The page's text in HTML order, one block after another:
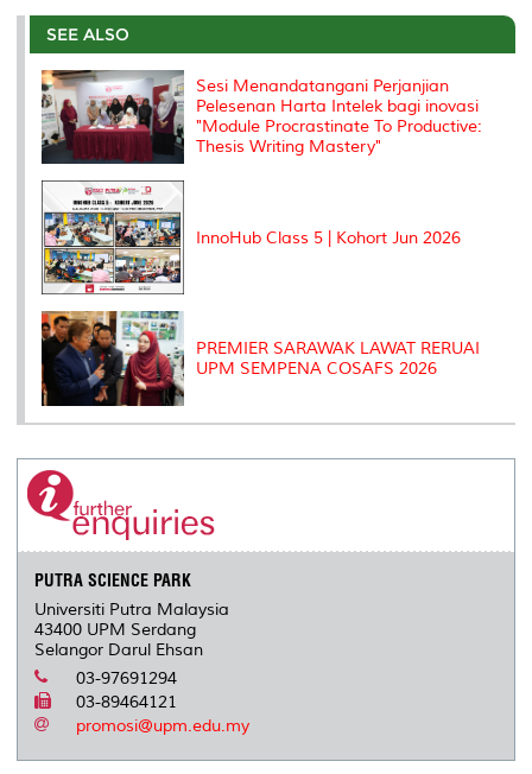
e
b
o
o
k
t
r
e
I
l
L
n
P
e
s
t
SEE ALSO
Sesi Menandatangani Perjanjian
Pelesenan Harta Intelek bagi inovasi
"Module Procrastinate To Productive:
Thesis Writing Mastery"
InnoHub Class 5 | Kohort Jun 2026
PREMIER SARAWAK LAWAT RERUAI
UPM SEMPENA COSAFS 2026
PUTRA SCIENCE PARK
Universiti Putra Malaysia
43400 UPM Serdang
Selangor Darul Ehsan
03-97691294
03-89464121
promosi@upm.edu.my